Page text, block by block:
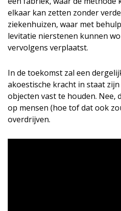
elkaar kan zetten zonder
ziekenhuizen, waar met
levitatie nierstenen kunnen
vervolgens verplaatst.
In de toekomst zal een
akoestische kracht in staat
objecten vast te houden. Nee,
op mensen (hoe tof dat ook
overdrijven.